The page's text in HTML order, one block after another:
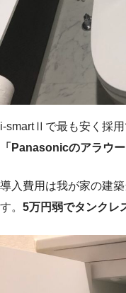
i-smartⅡで最も安く採
「Panasonicのアラウ
導入費用は我が家の建
す。 5万円弱でタンクレ